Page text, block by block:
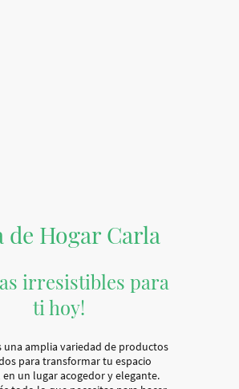
de Hogar Carla
irresistibles para
ti hoy!
una amplia variedad de productos
para transformar tu espacio
un lugar acogedor y elegante.